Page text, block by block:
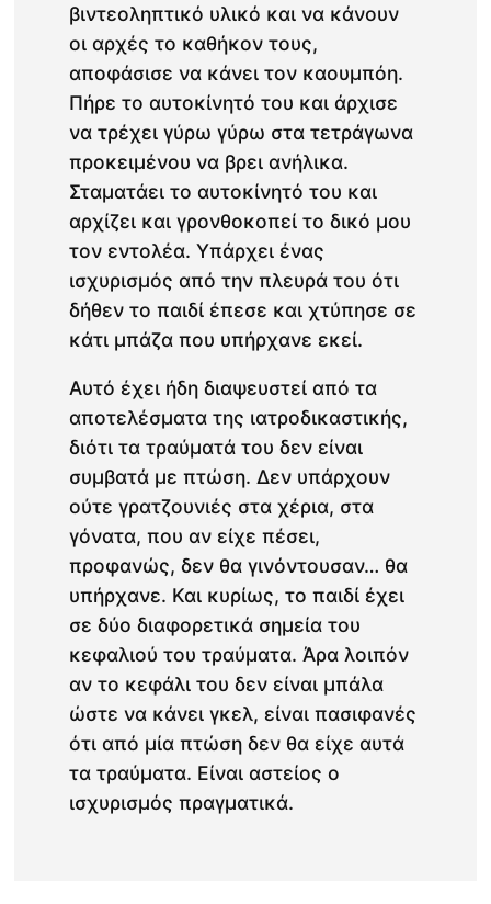
βιντεοληπτικό υλικό και να κάνουν
οι αρχές το καθήκον τους,
αποφάσισε να κάνει τον καουμπόη.
Πήρε το αυτοκίνητό του και άρχισε
να τρέχει γύρω γύρω στα τετράγωνα
προκειμένου να βρει ανήλικα.
Σταματάει το αυτοκίνητό του και
αρχίζει και γρονθοκοπεί το δικό μου
τον εντολέα. Υπάρχει ένας
ισχυρισμός από την πλευρά του ότι
δήθεν το παιδί έπεσε και χτύπησε σε
κάτι μπάζα που υπήρχανε εκεί.
Αυτό έχει ήδη διαψευστεί από τα
αποτελέσματα της ιατροδικαστικής,
διότι τα τραύματά του δεν είναι
συμβατά με πτώση. Δεν υπάρχουν
ούτε γρατζουνιές στα χέρια, στα
γόνατα, που αν είχε πέσει,
προφανώς, δεν θα γινόντουσαν… θα
υπήρχανε. Και κυρίως, το παιδί έχει
σε δύο διαφορετικά σημεία του
κεφαλιού του τραύματα. Άρα λοιπόν
αν το κεφάλι του δεν είναι μπάλα
ώστε να κάνει γκελ, είναι πασιφανές
ότι από μία πτώση δεν θα είχε αυτά
τα τραύματα. Είναι αστείος ο
ισχυρισμός πραγματικά.